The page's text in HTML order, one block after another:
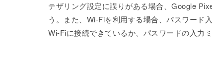
テザリング設定に誤りがある場合、Google
う。また、Wi-Fiを利用する場合、パスワード
Wi-Fiに接続できているか、パスワードの入力